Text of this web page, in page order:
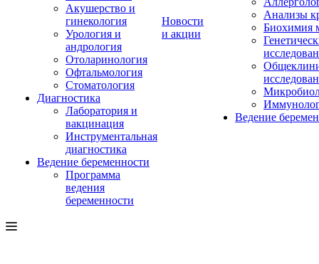
Акушерство и
гинекология
Урология и
андрология
Отоларинология
Офтальмология
Стоматология
Диагностика
Лаборатория и
вакцинация
Инструментальная
диагностика
Ведение беременности
Программа
ведения
беременности
Новости
и акции
Анализы
Биохимия
Ведение